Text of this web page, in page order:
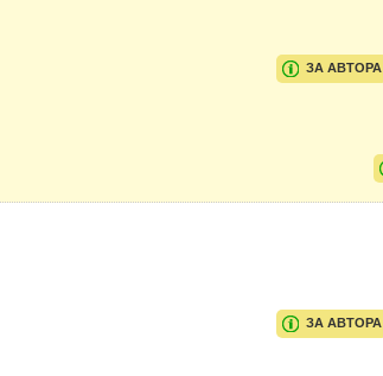
ЗА АВТОРА
ЗА АВТОРА